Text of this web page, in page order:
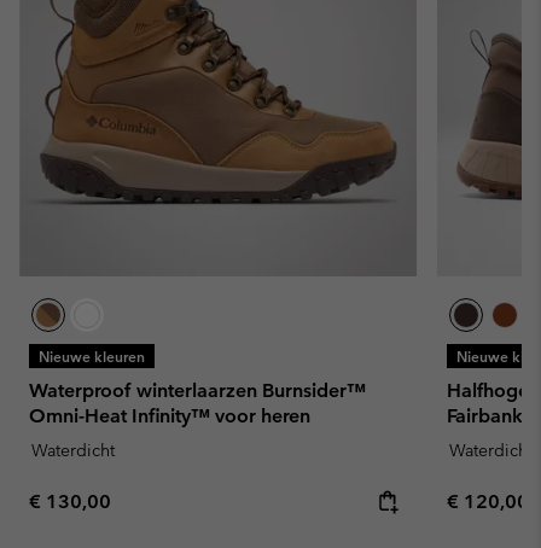
Nieuwe kleuren
Waterproof winterlaarzen Burnsider™
Omni-Heat Infinity™ voor heren
Waterdicht
Regular price:
€ 130,00
Nieuwe
Halfhoge,
Waterdicht
Regular
€ 120,00